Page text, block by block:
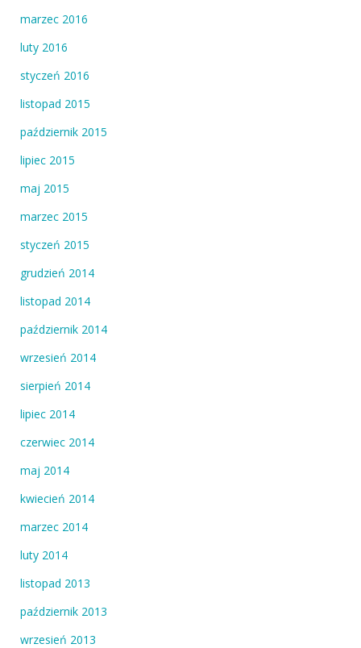
marzec 2016
luty 2016
styczeń 2016
listopad 2015
październik 2015
lipiec 2015
maj 2015
marzec 2015
styczeń 2015
grudzień 2014
listopad 2014
październik 2014
wrzesień 2014
sierpień 2014
lipiec 2014
czerwiec 2014
maj 2014
kwiecień 2014
marzec 2014
luty 2014
listopad 2013
październik 2013
wrzesień 2013